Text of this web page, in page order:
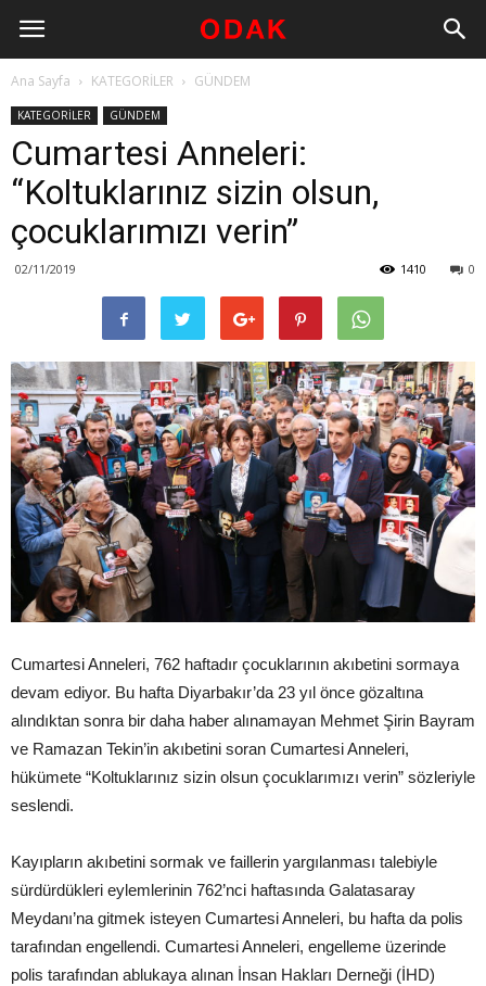
Ana Sayfa KATEGORİLER GÜNDEM
KATEGORİLER GÜNDEM
Cumartesi Anneleri:
“Koltuklarınız sizin olsun,
çocuklarımızı verin”
02/11/2019 0
1410
Cumartesi Anneleri, 762 haftadır çocuklarının akıbetini sormaya
devam ediyor. Bu hafta Diyarbakır’da 23 yıl önce gözaltına
alındıktan sonra bir daha haber alınamayan Mehmet Şirin Bayram
ve Ramazan Tekin’in akıbetini soran Cumartesi Anneleri,
hükümete “Koltuklarınız sizin olsun çocuklarımızı verin” sözleriyle
seslendi.
Kayıpların akıbetini sormak ve faillerin yargılanması talebiyle
sürdürdükleri eylemlerinin 762’nci haftasında Galatasaray
Meydanı’na gitmek isteyen Cumartesi Anneleri, bu hafta da polis
tarafından engellendi. Cumartesi Anneleri, engelleme üzerinde
polis tarafından ablukaya alınan İnsan Hakları Derneği (İHD)